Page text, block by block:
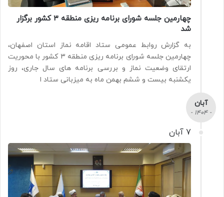
چهارمین جلسه شورای برنامه ریزی منطقه ۳ کشور برگزار
شد
به گزارش روابط عمومی ستاد اقامه نماز استان اصفهان،
چهارمین جلسه شورای برنامه ریزی منطقه ۳ کشور با محوریت
ارتقای وضعیت نماز و بررسی برنامه های سال جاری، روز
یکشنبه بیست و ششم بهمن ماه به میزبانی ستاد ا
آبان
- 1404 -
7 آبان